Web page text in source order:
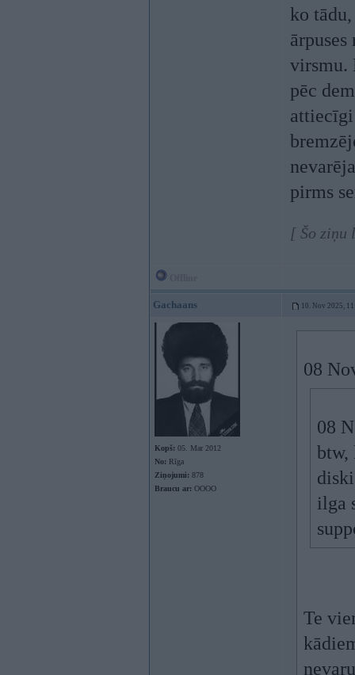
ko
virsmu.
pēc
pirms
[ Šo ziņu
Gachaans 10. Nov 2025,
Kopš: 05. Mar 2012
No: Rīga
Ziņojumi: 878
Braucu ar: OOOO
08
08
btw,
ilga
Te